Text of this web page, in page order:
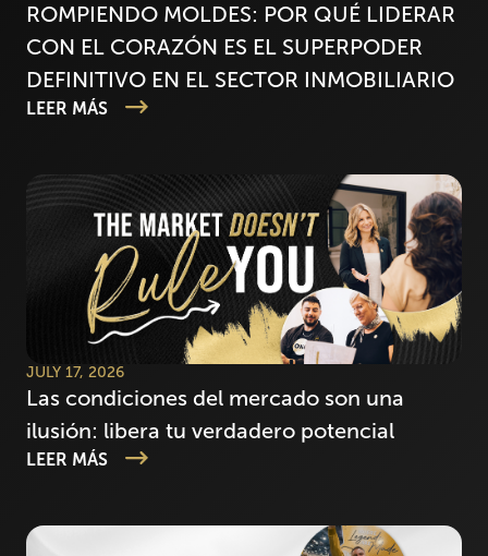
ROMPIENDO MOLDES: POR QUÉ LIDERAR
CON EL CORAZÓN ES EL SUPERPODER
DEFINITIVO EN EL SECTOR INMOBILIARIO
LEER MÁS
JULY 17, 2026
Las condiciones del mercado son una
ilusión: libera tu verdadero potencial
LEER MÁS